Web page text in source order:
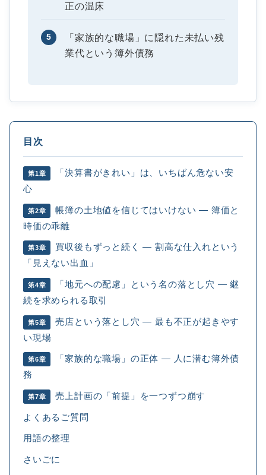
正の温床
5
「家族的な職場」に隠れた未払い残
業代という簿外債務
目次
第1章
「決算書がきれい」は、いちばん危ない安
心
第2章
帳簿の土地値を信じてはいけない ― 簿価と
時価の乖離
第3章
買収後もずっと続く ― 割高な仕入れという
「見えない出血」
第4章
「地元への配慮」という名の落とし穴 ― 継
続を求められる取引
第5章
売店という落とし穴 ― 最も不正が起きやす
い現場
第6章
「家族的な職場」の正体 ― 人に潜む簿外債
務
第7章 売上計画の「前提」を一つずつ崩す
よくあるご質問
用語の整理
さいごに